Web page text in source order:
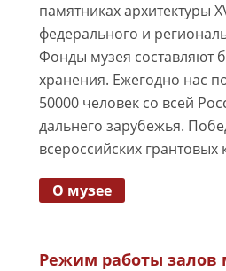
памятниках архитектуры
федерального и
Фонды музея составляют
хранения. Ежегодно нас
50000 человек со всей
дальнего зарубежья.
всероссийских грантовых
О музее
Режим работы залов